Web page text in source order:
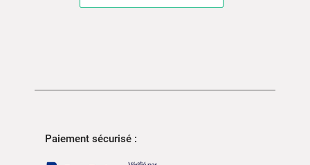
Paiement sécurisé :